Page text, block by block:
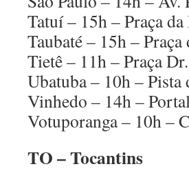
Tatuí – 15h – Praça
Taubaté – 15h –
Tietê – 11h – Praça
Ubatuba – 10h – Pista
Vinhedo – 14h –
Votuporanga – 10h –
TO – Tocantins